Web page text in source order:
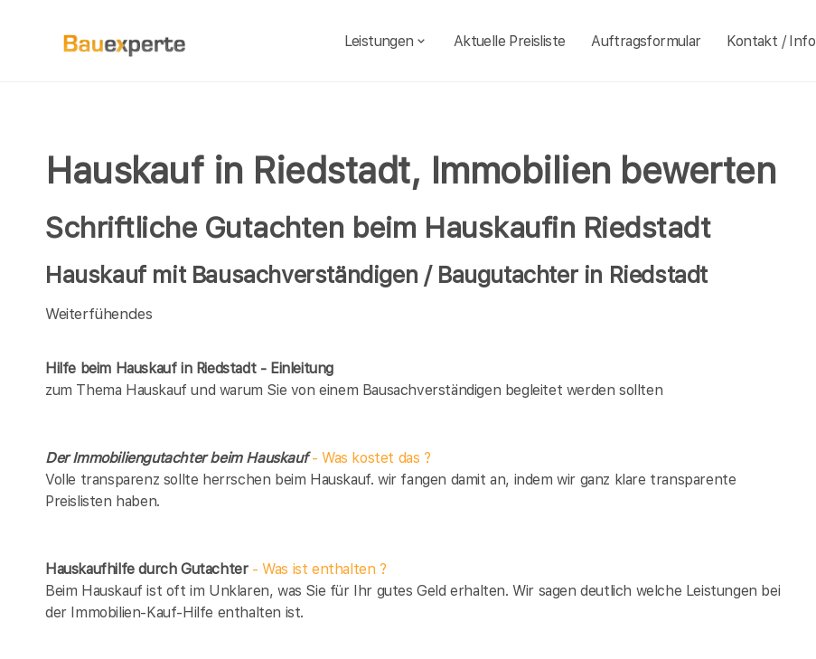
Leistungen Aktuelle Preisliste Auftragsformular Kontakt / Info
Hauskauf in Riedstadt, Immobilien bewerten
Schriftliche Gutachten beim Hauskaufin Riedstadt
Hauskauf mit Bausachverständigen / Baugutachter in Riedstadt
Weiterfühendes
Hilfe beim Hauskauf in Riedstadt - Einleitung
zum Thema Hauskauf und warum Sie von einem Bausachverständigen begleitet werden sollten
Der Immobiliengutachter beim Hauskauf- Was kostet das ?
Volle transparenz sollte herrschen beim Hauskauf. wir fangen damit an, indem wir ganz klare transparente
Preislisten haben.
Hauskaufhilfe durch Gutachter- Was ist enthalten ?
Beim Hauskauf ist oft im Unklaren, was Sie für Ihr gutes Geld erhalten. Wir sagen deutlich welche Leistungen bei
der Immobilien-Kauf-Hilfe enthalten ist.